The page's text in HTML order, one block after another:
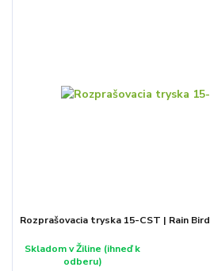
Rozprašovacia tryska 15-CST | Rain Bird
Skladom v Žiline (ihneď k
odberu)